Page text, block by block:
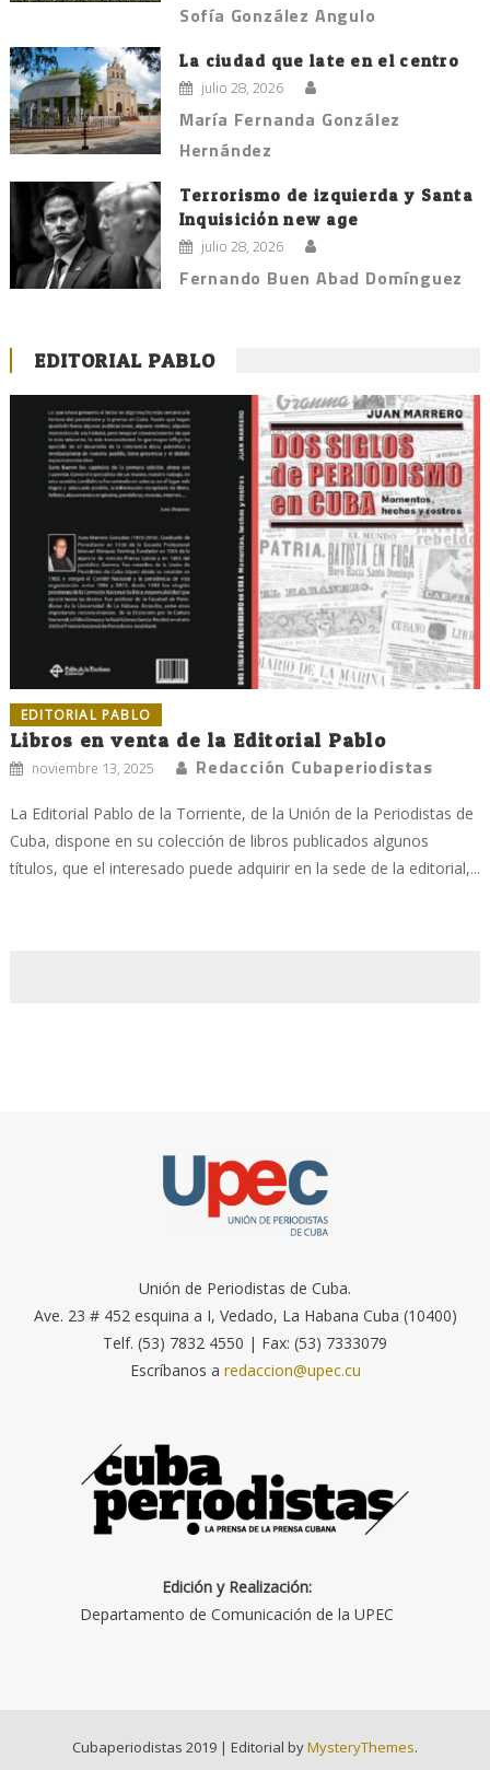
Sofía González Angulo
La ciudad que late en el centro
julio 28, 2026
María Fernanda González
Hernández
Terrorismo de izquierda y Santa
Inquisición new age
julio 28, 2026
Fernando Buen Abad Domínguez
EDITORIAL PABLO
EDITORIAL PABLO
Libros en venta de la Editorial Pablo
noviembre 13, 2025 Redacción Cubaperiodistas
La Editorial Pablo de la Torriente, de la Unión de la Periodistas de
Cuba, dispone en su colección de libros publicados algunos
títulos, que el interesado puede adquirir en la sede de la editorial,...
Unión de Periodistas de Cuba.
Ave. 23 # 452 esquina a I, Vedado, La Habana Cuba (10400)
Telf. (53) 7832 4550 | Fax: (53) 7333079
Escríbanos a redaccion@upec.cu
Edición y Realización:
Departamento de Comunicación de la UPEC
Cubaperiodistas 2019 | Editorial byMysteryThemes.